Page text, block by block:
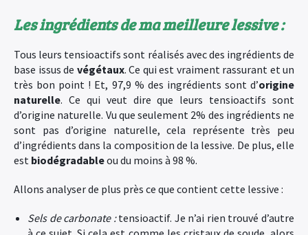
Les ingrédients de ma meilleure lessive :
Tous leurs tensioactifs sont réalisés avec des ingrédients de
base issus de végétaux. Ce qui est vraiment rassurant et un
très bon point ! Et, 97,9 % des ingrédients sont d’origine
naturelle. Ce qui veut dire que leurs tensioactifs sont
d’origine naturelle. Vu que seulement 2% des ingrédients ne
sont pas d’origine naturelle, cela représente très peu
d’ingrédients dans la composition de la lessive. De plus, elle
est biodégradableou du moins à 98 %.
Allons analyser de plus près ce que contient cette lessive :
Sels de carbonate :tensioactif. Je n’ai rien trouvé d’autre